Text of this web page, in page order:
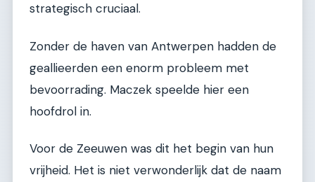
strategisch cruciaal.
Zonder de haven van Antwerpen hadden de
geallieerden een enorm probleem met
bevoorrading. Maczek speelde hier een
hoofdrol in.
Voor de Zeeuwen was dit het begin van hun
vrijheid. Het is niet verwonderlijk dat de naam